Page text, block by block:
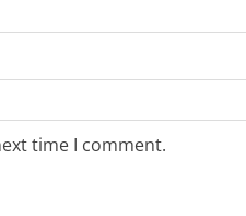
time I comment.